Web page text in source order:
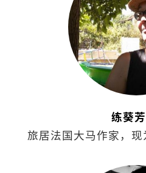
练葵芳
旅居法国大马作家，现